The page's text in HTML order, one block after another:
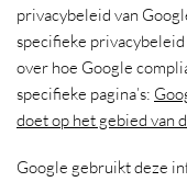
privacybeleid van
specifieke
over hoe Google
specifieke pagina’s:
doet op het gebied van
Google gebruikt deze